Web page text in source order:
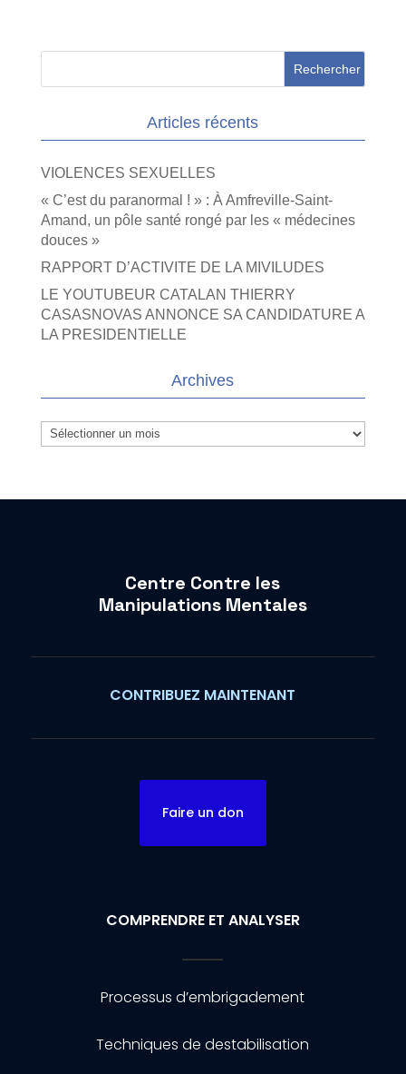
Articles récents
VIOLENCES SEXUELLES
« C’est du paranormal ! » : À Amfreville-Saint-
Amand, un pôle santé rongé par les « médecines
douces »
RAPPORT D’ACTIVITE DE LA MIVILUDES
LE YOUTUBEUR CATALAN THIERRY
CASASNOVAS ANNONCE SA CANDIDATURE A
LA PRESIDENTIELLE
Archives
Archives
Centre Contre les
Manipulations Mentales
CONTRIBUEZ MAINTENANT
Faire un don
COMPRENDRE ET ANALYSER
Processus d’embrigadement
Techniques de destabilisation